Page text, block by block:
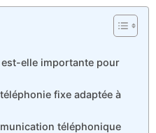
elle importante pour
fixe adaptée à
téléphonique